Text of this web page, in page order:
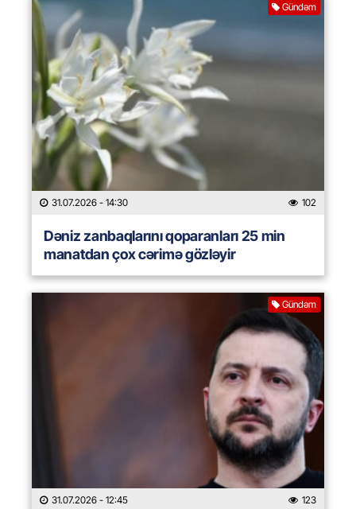
Gündəm
31.07.2026 - 14:30 102
Dəniz zanbaqlarını qoparanları 25 min
manatdan çox cərimə gözləyir
Gündəm
31.07.2026 - 12:45 123